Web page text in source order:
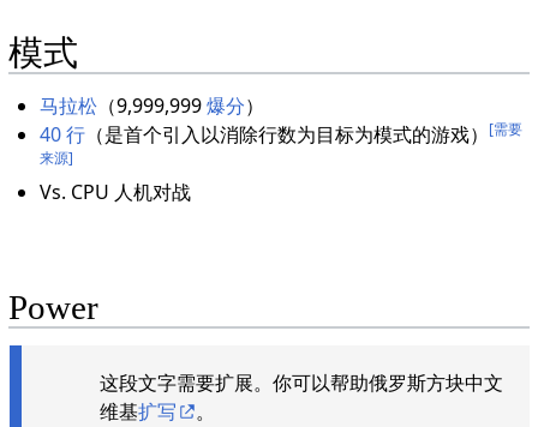
模式
马拉松（9,999,999爆分）
40 行（是首个引入以消除行数为目标为模式的游戏）
[需要
来源]
Vs. CPU 人机对战
Power
这段文字需要扩展。你可以帮助俄罗斯方块中文
维基扩写 。